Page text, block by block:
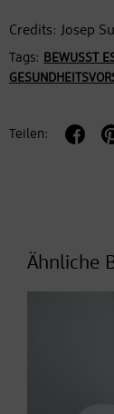
Credits: Josep
Tags: BEWUSST
Teilen:
Ähnliche